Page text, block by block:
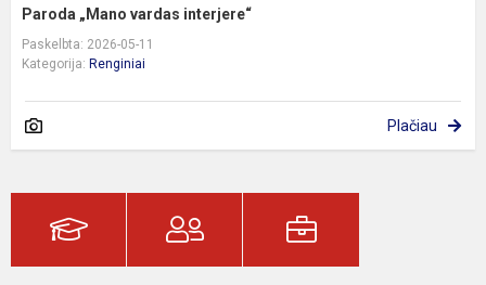
Paroda „Mano vardas interjere“
Paskelbta: 2026-05-11
Kategorija: Renginiai
Plačiau